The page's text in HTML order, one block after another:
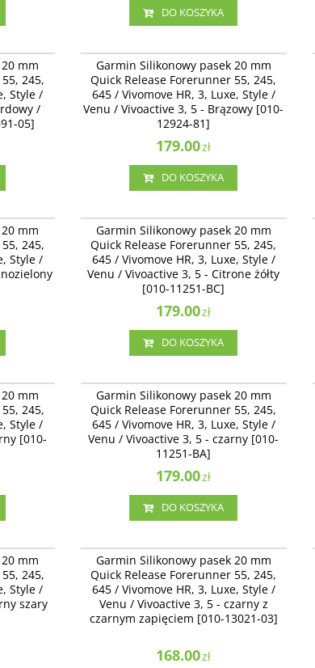
DO KOSZYKA
3 -
05]
mm
245,
Style /
/
05]
Garmin Silikonowy pasek 20 mm Quick
Release Forerunner 55, 245, 645 / Vivomove
HR, 3, Luxe, Style / Venu / Vivoactive 3 - Cocoa
[010-12924-81]
Garmin Silikonowy pasek 20 mm
Quick Release Forerunner 55, 245,
645 / Vivomove HR, 3, Luxe, Style /
Venu / Vivoactive 3, 5 - Brązowy [010-
12924-81]
179.00zł
DO KOSZYKA
3 -
mm
245,
Style /
Garmin Silikonowy pasek 20 mm Quick
Release Forerunner 55, 245, 645 / Vivomove
HR, 3, Luxe, Style / Venu / Vivoactive 3, 5 -
Citrone żółty [010-11251-BC]
Garmin Silikonowy pasek 20 mm
Quick Release Forerunner 55, 245,
645 / Vivomove HR, 3, Luxe, Style /
Venu / Vivoactive 3, 5 - Citrone żółty
[010-11251-BC]
179.00zł
DO KOSZYKA
3 - czarny
mm
245,
Style /
[010-
Garmin Silikonowy pasek 20 mm Quick
Release Forerunner 55, 245, 645 / Vivomove
HR, 3, Luxe, Style / Venu / Vivoactive 3, 5 -
czarny [010-11251-BA]
Garmin Silikonowy pasek 20 mm
Quick Release Forerunner 55, 245,
645 / Vivomove HR, 3, Luxe, Style /
Venu / Vivoactive 3, 5 - czarny [010-
11251-BA]
179.00zł
DO KOSZYKA
3, 5 -
mm
245,
Style /
szary
Garmin Silikonowy pasek 20 mm Quick
Release Forerunner 55, 245, 645 / Vivomove
HR, 3, Luxe, Style / Venu / Vivoactive 3 - czarny
z czarnym zapięciem [010-13021-03]
Garmin Silikonowy pasek 20 mm
Quick Release Forerunner 55, 245,
645 / Vivomove HR, 3, Luxe, Style /
Venu / Vivoactive 3, 5 - czarny z
czarnym zapięciem [010-13021-03]
168.00zł